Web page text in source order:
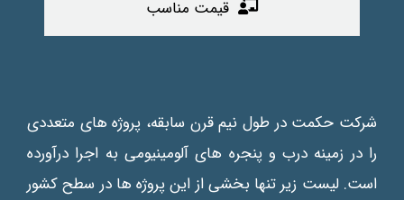
است. لیست زیر تنها بخشی از این پروژه ها در سطح کشور
می باشد.